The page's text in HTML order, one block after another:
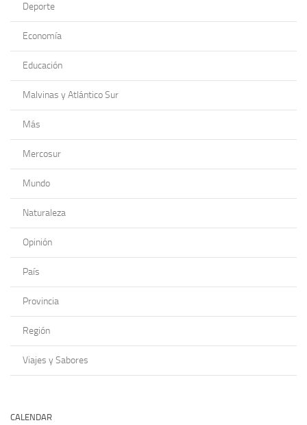
Deporte
Economía
Educación
Malvinas y Atlántico Sur
Más
Mercosur
Mundo
Naturaleza
Opinión
País
Provincia
Región
Viajes y Sabores
CALENDAR